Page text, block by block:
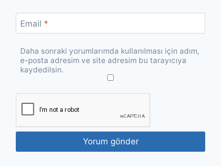
Email *
Daha sonraki yorumlarımda kullanılması için adım,
e-posta adresim ve site adresim bu tarayıcıya
kaydedilsin.